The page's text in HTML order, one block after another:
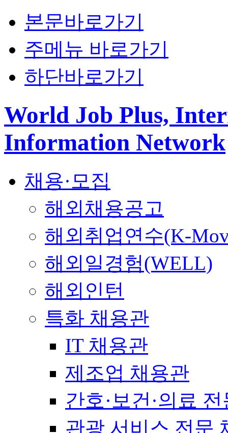
본문바로가기
주메뉴 바로가기
하단바로가기
World Job Plus,
Information Network
채용·모집
해외채용공고
해외취업연수(K-
해외일경험(WELL)
해외인턴
특화 채용관
IT 채용관
제조업 채용관
간호·보건·의료
관광 서비스 전문